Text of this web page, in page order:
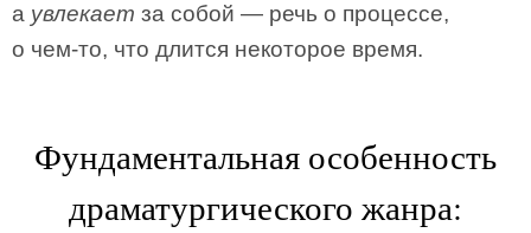
а увлекает за собой — речь о процессе,
о чем-то, что длится некоторое время.
Фундаментальная особенность
драматургического жанра: